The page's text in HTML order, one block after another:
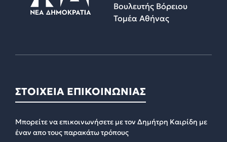
Βουλευτής Βόρειου
Τομέα Αθήνας
ΣΤΟΙΧΕΙΑ ΕΠΙΚΟΙΝΩΝΙΑΣ
Μπορείτε να επικοινωνήσετε με τον Δημήτρη Καιρίδη με
έναν απο τους παρακάτω τρόπους